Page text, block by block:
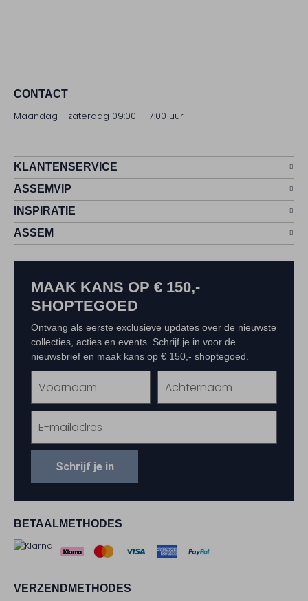
CONTACT
Maandag - zaterdag 09:00 - 17:00 uur
KLANTENSERVICE
ASSEMVIP
INSPIRATIE
ASSEM
BETAALMETHODES
VERZENDMETHODES
MAAK KANS OP € 150,-
SHOPTEGOED
Ontvang als eerste exclusieve updates over de nieuwste
collecties, acties en events. Schrijf je in voor de
nieuwsbrief en maak kans op € 150,- shoptegoed.
Schrijf je in